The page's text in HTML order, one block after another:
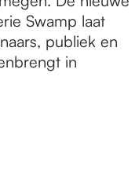
Swamp laat
publiek en
in